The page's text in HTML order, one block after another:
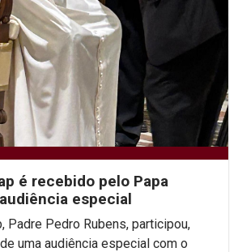
é recebido pelo Papa
especial
Padre Pedro Rubens, participou,
uma audiência especial com o